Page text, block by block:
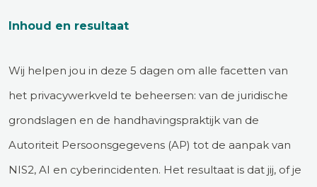
Inhoud en resultaat
Wij helpen jou in deze 5 dagen om alle facetten van
het privacywerkveld te beheersen: van de juridische
grondslagen en de handhavingspraktijk van de
Autoriteit Persoonsgegevens (AP) tot de aanpak van
NIS2, AI en cyberincidenten. Het resultaat is dat jij, of je